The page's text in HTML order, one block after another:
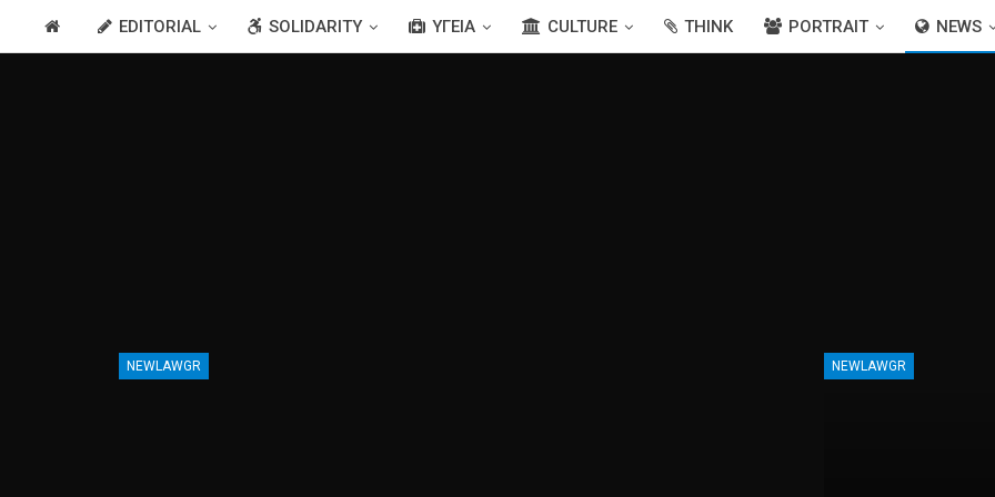
EDITORIAL SOLIDARITY ΥΓΕΊΑ CULTURE THINK PORTRAIT NEWS
NEWLAWGR NEWLAWGR